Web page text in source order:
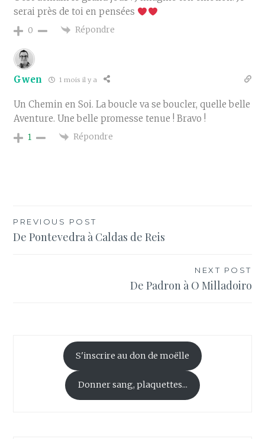
serai près de toi en pensées
0 Répondre
Gwen 1 mois il y a
Un Chemin en Soi. La boucle va se boucler, quelle belle
Aventure. Une belle promesse tenue ! Bravo !
1 Répondre
Navigation
de
PREVIOUS POST
De Pontevedra à Caldas de Reis
NEXT POST
De Padron à O Milladoiro
S'inscrire au don de moëlle
Donner sang, plaquettes...